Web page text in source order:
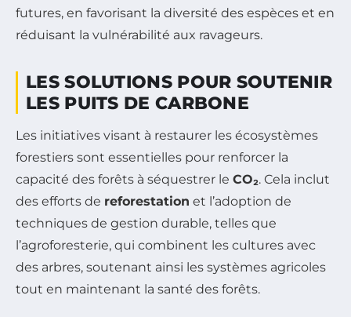
futures, en favorisant la diversité des espèces et en
réduisant la vulnérabilité aux ravageurs.
LES SOLUTIONS POUR SOUTENIR
LES PUITS DE CARBONE
Les initiatives visant à restaurer les écosystèmes
forestiers sont essentielles pour renforcer la
capacité des forêts à séquestrer le CO₂. Cela inclut
des efforts de reforestation et l’adoption de
techniques de gestion durable, telles que
l’agroforesterie, qui combinent les cultures avec
des arbres, soutenant ainsi les systèmes agricoles
tout en maintenant la santé des forêts.